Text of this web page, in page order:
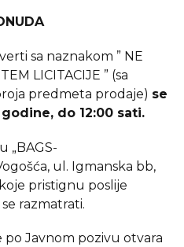
sa naznakom ” NE
LICITACIJE ” (sa
predmeta prodaje) se
do 12:00 sati.
„BAGS-
ul. Igmanska bb,
pristignu poslije
razmatrati.
po Javnom pozivu otvara